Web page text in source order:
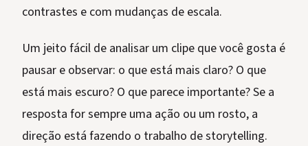
contrastes e com mudanças de escala.
Um jeito fácil de analisar um clipe que você gosta é
pausar e observar: o que está mais claro? O que
está mais escuro? O que parece importante? Se a
resposta for sempre uma ação ou um rosto, a
direção está fazendo o trabalho de storytelling.